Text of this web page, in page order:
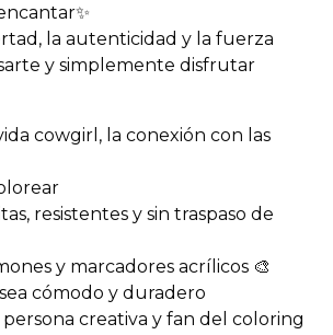
la autenticidad y la fuerza
y simplemente disfrutar
cowgirl, la conexión con las
resistentes y sin traspaso de
y marcadores acrílicos 🎨
cómodo y duradero
creativa y fan del coloring